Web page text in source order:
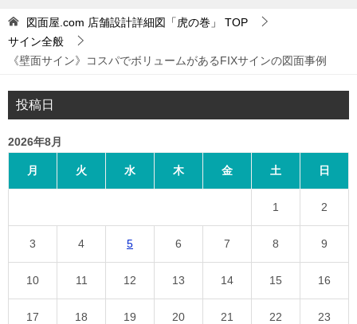
図面屋.com 店舗設計詳細図「虎の巻」
TOP
サイン全般
《壁面サイン》コスパでボリュームがあるFIXサインの図面事例
投稿日
2026年8月
月 火 水 木 金 土 日
1 2
3 4 5 6 7 8 9
10 11 12 13 14 15 16
17 18 19 20 21 22 23